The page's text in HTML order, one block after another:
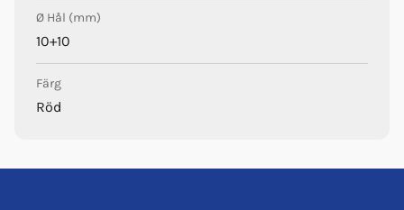
Ø Hål (mm)
10+10
Färg
Röd